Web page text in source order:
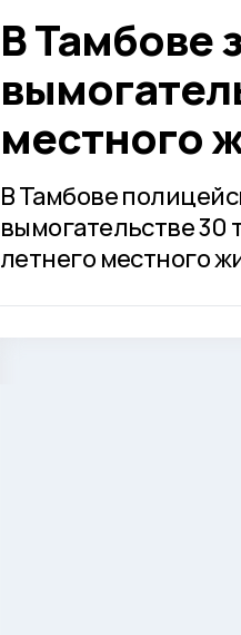
В Тамбове
местного
В Тамбове
вымогательстве 30
летнего местного